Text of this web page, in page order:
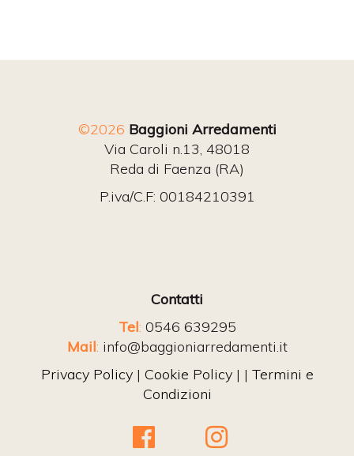
©2026 Baggioni Arredamenti
Via Caroli n.13, 48018
Reda di Faenza (RA)
P.iva/C.F: 00184210391
Contatti
Tel: 0546 639295
Mail: info@baggioniarredamenti.it
Privacy Policy| Cookie Policy| | Termini e
Condizioni